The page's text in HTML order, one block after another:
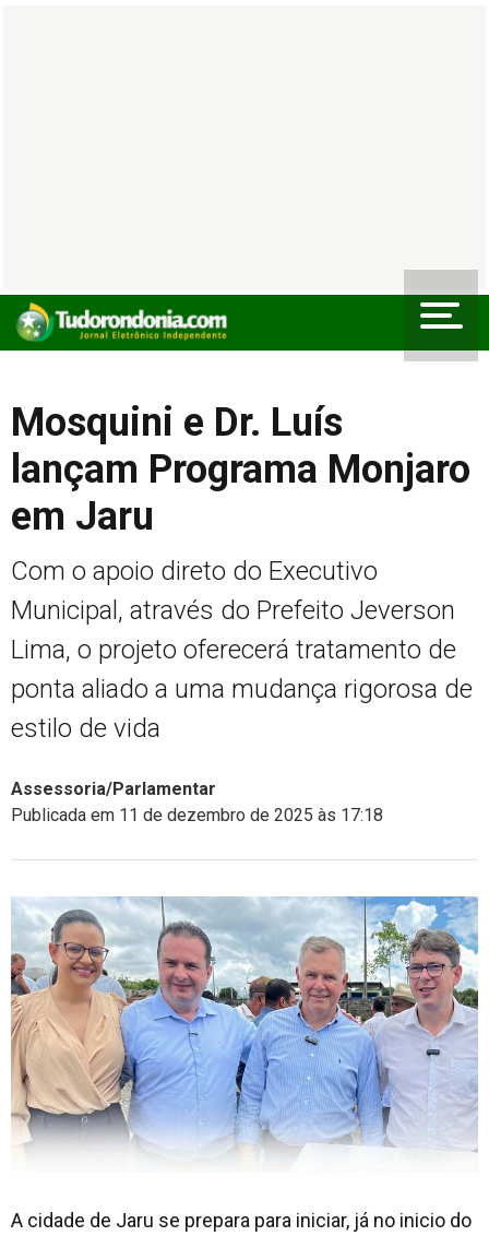
Mosquini e Dr. Luís
lançam Programa Monjaro
em Jaru
Com o apoio direto do Executivo
Municipal, através do Prefeito Jeverson
Lima, o projeto oferecerá tratamento de
ponta aliado a uma mudança rigorosa de
estilo de vida
Assessoria/Parlamentar
Publicada em 11 de dezembro de 2025 às 17:18
A cidade de Jaru se prepara para iniciar, já no inicio do